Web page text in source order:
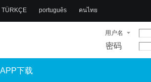
TÜRKÇE português คนไทย
用户名
密码
APP下载